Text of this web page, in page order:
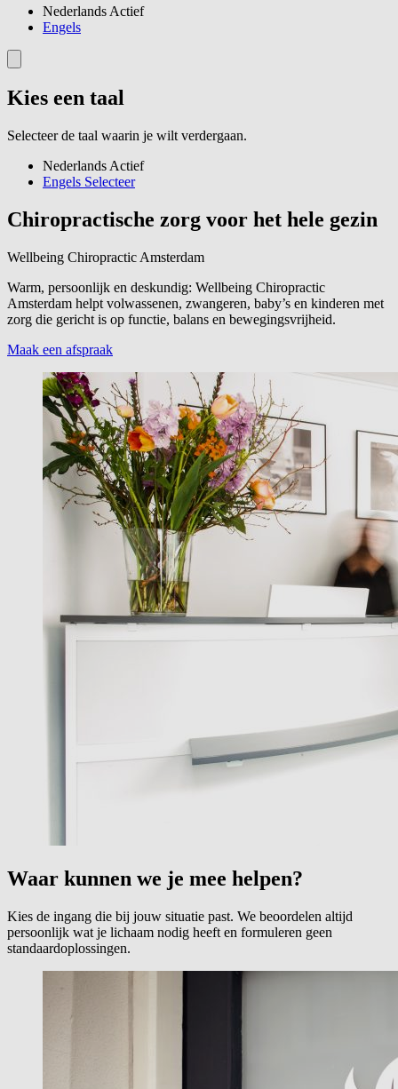
Nederlands Actief
Engels
Kies een taal
Selecteer de taal waarin je wilt verdergaan.
Nederlands Actief
Engels Selecteer
Chiropractische zorg voor het hele gezin
Wellbeing Chiropractic Amsterdam
Warm, persoonlijk en deskundig: Wellbeing Chiropractic
Amsterdam helpt volwassenen, zwangeren, baby’s en kinderen met
zorg die gericht is op functie, balans en bewegingsvrijheid.
Maak een afspraak
Waar kunnen we je mee helpen?
Kies de ingang die bij jouw situatie past. We beoordelen altijd
persoonlijk wat je lichaam nodig heeft en formuleren geen
standaardoplossingen.